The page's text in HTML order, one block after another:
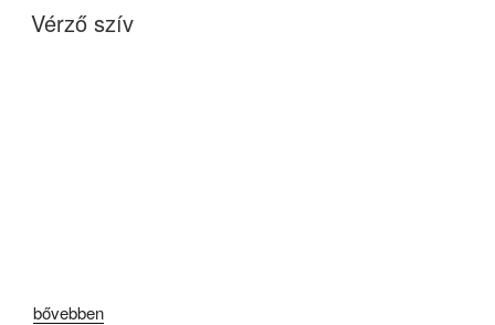
Vérző szív
„Vérző
bővebben